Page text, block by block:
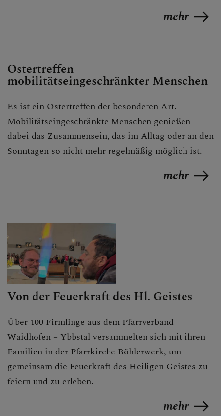
mehr
Ostertreffen
mobilitätseingeschränkter Menschen
Es ist ein Ostertreffen der besonderen Art.
Mobilitätseingeschränkte Menschen genießen
dabei das Zusammensein, das im Alltag oder an den
Sonntagen so nicht mehr regelmäßig möglich ist.
mehr
Von der Feuerkraft des Hl. Geistes
Über 100 Firmlinge aus dem Pfarrverband
Waidhofen – Ybbstal versammelten sich mit ihren
Familien in der Pfarrkirche Böhlerwerk, um
gemeinsam die Feuerkraft des Heiligen Geistes zu
feiern und zu erleben.
mehr